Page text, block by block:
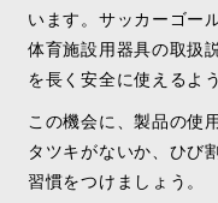
います。サッカーゴー
体育施設用器具の取扱
を長く安全に使えるよ
この機会に、製品の使
タツキがないか、ひび
習慣をつけましょう。